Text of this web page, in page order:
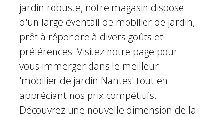
jardin robuste, notre magasin dispose
d'un large éventail de mobilier de jardin,
prêt à répondre à divers goûts et
préférences. Visitez notre page pour
vous immerger dans le meilleur
'mobilier de jardin Nantes' tout en
appréciant nos prix compétitifs.
Découvrez une nouvelle dimension de la